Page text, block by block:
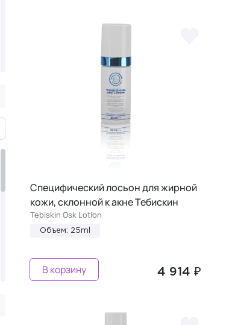
Специфический лосьон для жирной
кожи, склонной к акне Тебискин
Tebiskin Osk Lotion
Объем: 25ml
4 914 ₽
В корзину